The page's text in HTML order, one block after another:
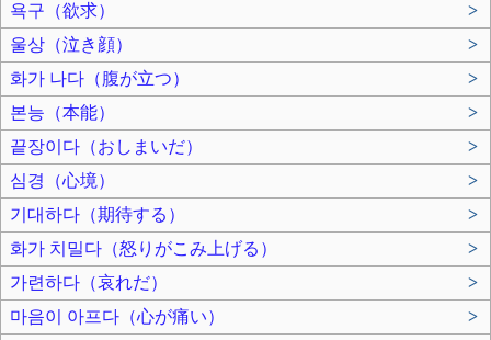
욕구（欲求）
>
울상（泣き顔）
>
화가 나다（腹が立つ）
>
본능（本能）
>
끝장이다（おしまいだ）
>
심경（心境）
>
기대하다（期待する）
>
화가 치밀다（怒りがこみ上げる）
>
가련하다（哀れだ）
>
마음이 아프다（心が痛い）
>